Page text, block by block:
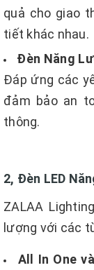
quả cho giao
tiết khác nhau.
Đèn Năng
Đáp ứng các
đảm bảo an
thông.
2, Đèn LED
ZALAA
lượng với các
All In One